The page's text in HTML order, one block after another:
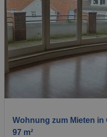
Wohnung zum Mieten
97 m²